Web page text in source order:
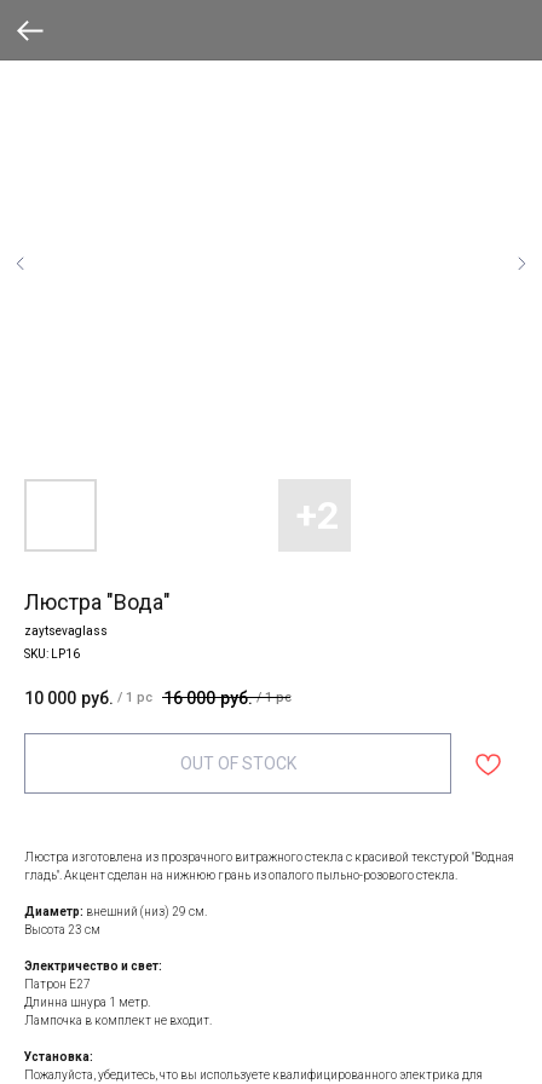
Люстра "Вода"
zaytsevaglass
SKU:
LP16
10 000 руб. / 1 pc 16 000 руб. / 1 pc
OUT OF STOCK
Люстра изготовлена из прозрачного витражного стекла с красивой текстурой "Водная
гладь". Акцент сделан на нижнюю грань из опалого пыльно-розового стекла.
Диаметр: внешний (низ) 29 см.
Высота 23 см
Электричество и свет:
Патрон E27
Длинна шнура 1 метр.
Лампочка в комплект не входит.
Установка:
Пожалуйста, убедитесь, что вы используете квалифицированного электрика для